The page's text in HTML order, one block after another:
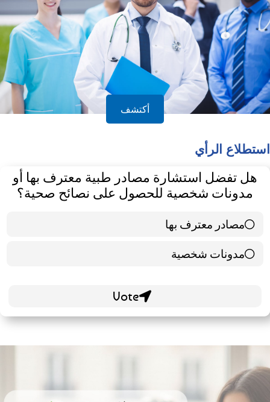
أكتشف
استطلاع الرأي
هل تفضل استشارة مصادر طبية معترف بها أو
مدونات شخصية للحصول على نصائح صحية؟
مصادر معترف بها
39 ( 65 % )
مدونات شخصية
21 ( 35 % )